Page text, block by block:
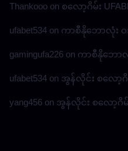
Thankooo on စလော့ဂိမ်း
ufabet534 on ကာစီနိုဘောလုံး
gamingufa226 on ကာစီနိုဘော
ufabet534 on အွန်လိုင်း စလော့ဂိ
yang456 on အွန်လိုင်း စလော့ဂိမ်